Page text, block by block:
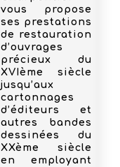
vous propose
ses prestations
de restauration
d’ouvrages
précieux du
XVIème siècle
jusqu’aux
cartonnages
d’éditeurs et
autres bandes
dessinées du
XXème siècle
en employant